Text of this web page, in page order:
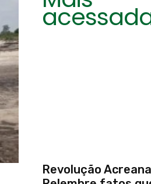
Revolução